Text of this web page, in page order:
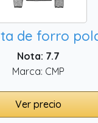
Nota: 7.7
Marca: CMP
Ver precio